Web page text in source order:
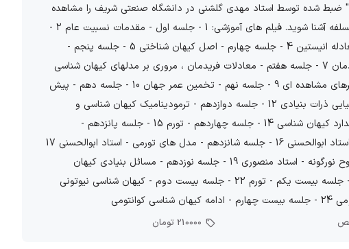
" ضبط شده توسط استاد مهدی گلشنی در دانشگاه صنعتی شریف را مشاهده
کرده و بیشتر با جهان هستی در قالب علوم ریاضی و فسلفه آشنا شوید. فیلم های آموزشی: 1 - جلسه اول - مقدمات نسبیت عام 2 -
جلسه دوم - مقدمات نسبیت عام 3 - جلسه سوم - معادله انیستین 4 - جلسه چهارم - اصل کیهان شناختی 5 - جلسه پنجم -
مقدمات کیهان شناسی 6 - جلسه ششم - معادلات فریدمان 7 - جلسه هفتم - معادلات فریدمان ، مروری بر مدلهای کیهان شناسی
منسوخ 8 - جلسه هشتم - ثابت کیهان شناختی ، پارامترهای مشاهده ای 9 - جلسه نهم - تخمین عمر جهان 10 - جلسه دهم - پیش
بینی اشعه ی کیهانی 11 - جلسه یازدهم - پتانسیل شیمیایی ذرات بنیادی 12 - جلسه دوازدهم - ترمودینامیک کیهان شناسی و
مسائل نوترینوها 13 - جلسه سیزدهم - ورای مدل استاندارد کیهان شناسی 14 - جلسه چهاردهم - تورم 15 - جلسه پانزدهم -
مشکلات کیهان شناسی استاندارد و مدل های تورمی - استاد ابوالحسنی 16 - جلسه شانزدهم - مدل های تورمی - استاد ابوالحسنی 17
- جلسه هفدهم - سیاهچالها 18 - جلسه هجدهم - سطوح نورگونه - استاد منصوری 19 - جلسه نوزدهم - مسائل بنیادی کیهان
شناسی 20 - جلسه بیستم - فلسفه و کیهان شناسی 21 - جلسه بیست یکم - تورم 22 - جلسه بیست دوم - کیهان شناسی نیوتونی
210000 تومان